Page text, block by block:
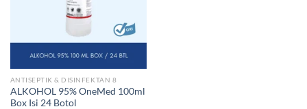
ANTISEPTIK & DISINFEKTAN 8
ALKOHOL 95% OneMed 100ml
Box Isi 24 Botol